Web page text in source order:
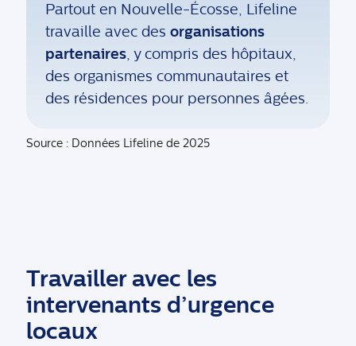
Partout en Nouvelle-Écosse, Lifeline
travaille avec desorganisations
partenaires, y compris des hôpitaux,
des organismes communautaires et
des résidences pour personnes âgées.
Source : Données Lifeline de 2025
Travailler avec les
intervenants d’urgence
locaux